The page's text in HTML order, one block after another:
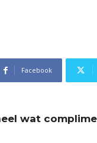
Facebook
wat